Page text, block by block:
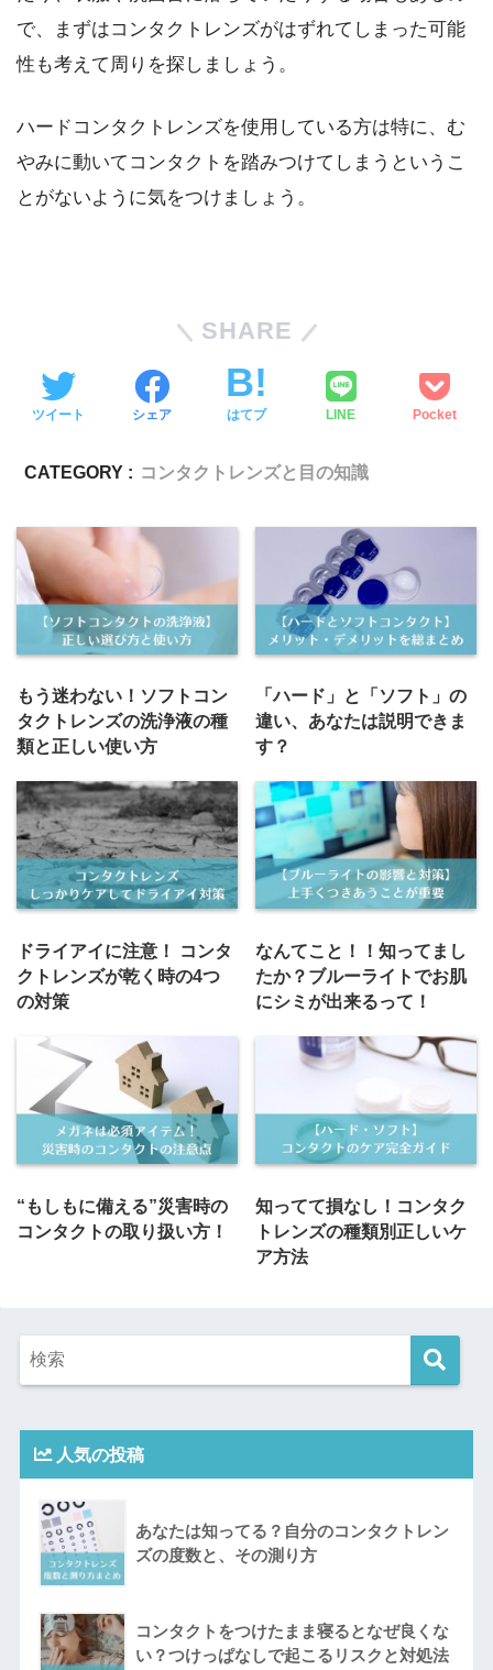
で、まずはコンタクトレンズがはずれてしまった可能
性も考えて周りを探しましょう。
ハードコンタクトレンズを使用している方は特に、む
やみに動いてコンタクトを踏みつけてしまうというこ
とがないように気をつけましょう。
SHARE
ツイート シェア はてブ LINE Pocket
CATEGORY : コンタクトレンズと目の知識
もう迷わない！ソフトコン
タクトレンズの洗浄液の種
類と正しい使い方
「ハード」と「ソフト」の
違い、あなたは説明できま
す？
ドライアイに注意！ コンタ
クトレンズが乾く時の4つ
の対策
なんてこと！！知ってまし
たか？ブルーライトでお肌
にシミが出来るって！
“もしもに備える”災害時の
コンタクトの取り扱い方！
知ってて損なし！コンタク
トレンズの種類別正しいケ
ア方法
人気の投稿
あなたは知ってる？自分のコンタクトレン
ズの度数と、その測り方
コンタクトをつけたまま寝るとなぜ良くな
い？つけっぱなしで起こるリスクと対処法